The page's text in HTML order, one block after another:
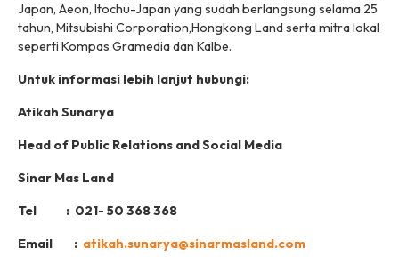
Japan, Aeon, Itochu-Japan yang sudah berlangsung selama 25
tahun, Mitsubishi Corporation,Hongkong Land serta mitra lokal
seperti Kompas Gramedia dan Kalbe.
Untuk informasi lebih lanjut hubungi:
Atikah Sunarya
Head of Public Relations and Social Media
Sinar Mas Land
Tel : 021- 50 368 368
Email : atikah.sunarya@sinarmasland.com